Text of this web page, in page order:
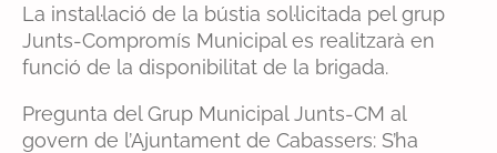
La instal·lació de la bústia sol·licitada pel grup
Junts-Compromís Municipal es realitzarà en
funció de la disponibilitat de la brigada.
Pregunta del Grup Municipal Junts-CM al
govern de l’Ajuntament de Cabassers: S’ha